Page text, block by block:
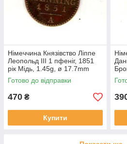
Німеччина Князівство Ліппе
Леопольд III 1 пфеніг, 1851
рік Мідь, 1.45g, ø 17.7mm
№3807
Готово до відправки
470 ₴
Купити